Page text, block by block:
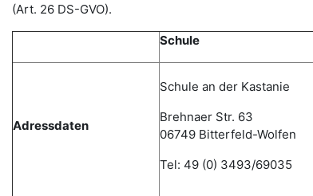
(Art. 26 DS-GVO).
Schule
Adressdaten
Schule an der Kastanie
Brehnaer Str. 63
06749 Bitterfeld-Wolfen
Tel: 49 (0) 3493/69035